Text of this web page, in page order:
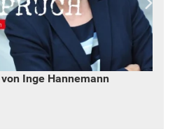
Inge Hannemann